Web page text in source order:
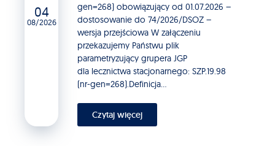
04
08/2026
gen=268) obowiązujący od 01.07.2026 –
dostosowanie do 74/2026/DSOZ –
wersja przejściowa W załączeniu
przekazujemy Państwu plik
parametryzujący grupera JGP
dla lecznictwa stacjonarnego: SZP.19.98
(nr-gen=268).Definicja...
Czytaj więcej